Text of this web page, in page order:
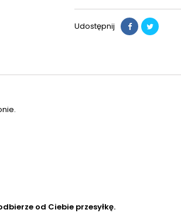
Udostępnij
od Ciebie przesyłkę.